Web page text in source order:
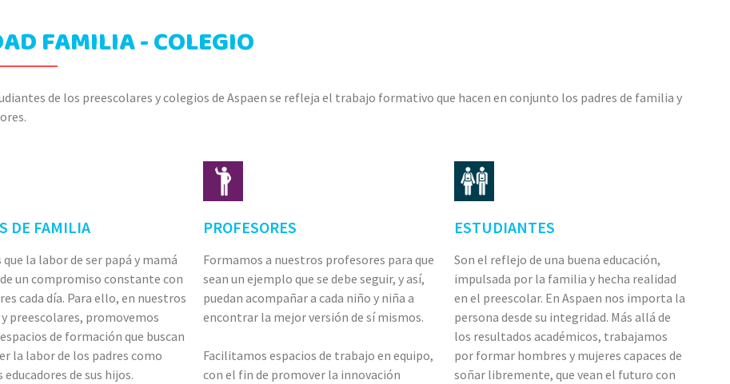
FAMILIA - COLEGIO
de los preescolares y colegios de Aspaen se refleja el trabajo formativo que hacen en conjunto los padres de familia y
DE FAMILIA
que la labor de ser papá y mamá
un compromiso constante con
cada día. Para ello, en nuestros
preescolares, promovemos
de formación que buscan
la labor de los padres como
de sus hijos.
PROFESORES
Formamos a nuestros profesores para que
sean un ejemplo que se debe seguir, y así,
puedan acompañar a cada niño y niña a
encontrar la mejor versión de sí mismos.
Facilitamos espacios de trabajo en equipo,
con el fin de promover la innovación
ESTUDIANTES
Son el reflejo de una buena educación,
impulsada por la familia y hecha realidad
en el preescolar. En Aspaen nos importa la
persona desde su integridad. Más allá de
los resultados académicos, trabajamos
por formar hombres y mujeres capaces de
soñar libremente, que vean el futuro con